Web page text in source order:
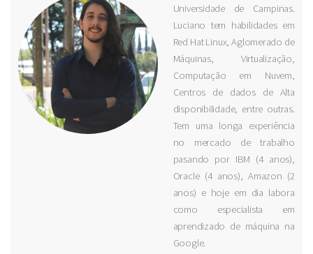
Universidade de Campinas.
Luciano tem habilidades em
Red Hat Linux, Aglomerado de
Máquinas, Virtualização,
Computação em Nuvem,
Centros de dados de Alta
disponibilidade, entre outras.
Tem uma longa experiência
no mercado de trabalho
pasando por IBM (4 anos),
Oracle (4 anos), Amazon (2
anos) e hoje em dia labora
como especialista em
aprendizado de máquina na
Google.